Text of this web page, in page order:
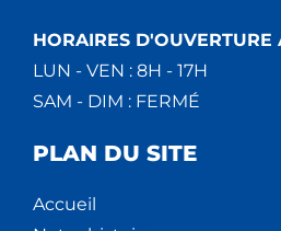
HORAIRES D'OUVERTURE
LUN - VEN : 8H - 17H
SAM - DIM : FERMÉ
PLAN DU SITE
Accueil